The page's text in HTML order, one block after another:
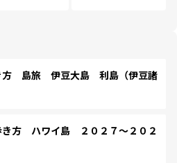
方 島旅 伊豆大島 利島（伊豆諸
方 ハワイ島 ２０２７～２０２